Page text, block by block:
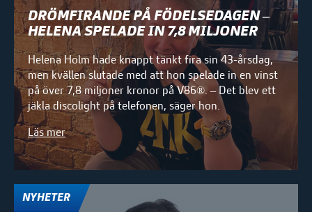
DRÖMFIRANDE PÅ FÖDELSEDAGEN –
HELENA SPELADE IN 7,8 MILJONER
Helena Holm hade knappt tänkt fira sin 43-årsdag,
men kvällen slutade med att hon spelade in en vinst
på över 7,8 miljoner kronor på V86®. – Det blev ett
jäkla discolight på telefonen, säger hon.
Läs mer
NYHETER